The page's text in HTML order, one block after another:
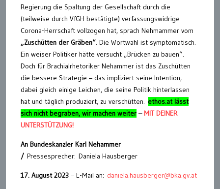
Regierung die Spaltung der Gesellschaft durch die
(teilweise durch VfGH bestätigte) verfassungswidrige
Corona-Herrschaft vollzogen hat, sprach Nehmammer vom
„Zuschütten der Gräben“. Die Wortwahl ist symptomatisch.
Ein weiser Politiker hätte versucht „Brücken zu bauen“.
Doch für Brachialrhetoriker Nehammer ist das Zuschütten
die bessere Strategie – das impliziert seine Intention,
dabei gleich einige Leichen, die seine Politik hinterlassen
hat und täglich produziert, zu verschütten. ethos.at lässt
sich nicht begraben, wir machen weiter – MIT DEINER
UNTERSTÜTZUNG!
An Bundeskanzler Karl Nehammer
/ Pressesprecher: Daniela Hausberger
17. August 2023 – E-Mail an: daniela.hausberger@bka.gv.at